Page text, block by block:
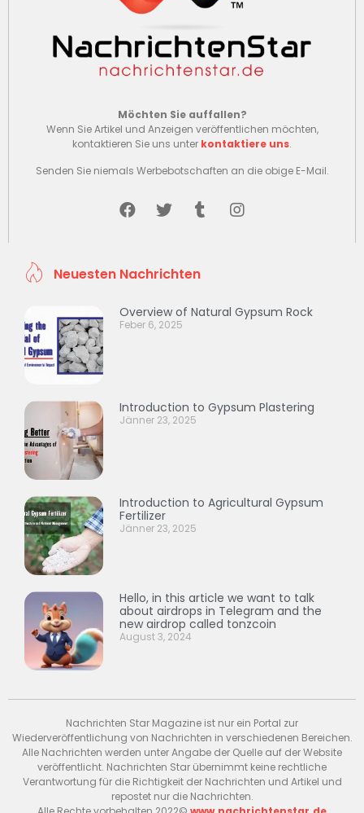
Möchten Sie auffallen?
Wenn Sie Artikel und Anzeigen veröffentlichen möchten,
kontaktieren Sie uns unter kontaktiere uns.
Senden Sie niemals Werbebotschaften an die obige E-Mail.
Neuesten Nachrichten
Overview of Natural Gypsum Rock
Feber 6, 2025
Introduction to Gypsum Plastering
Jänner 23, 2025
Introduction to Agricultural Gypsum
Fertilizer
Jänner 23, 2025
Hello, in this article we want to talk
about airdrops in Telegram and the
new airdrop called tonzcoin
August 3, 2024
Nachrichten Star Magazine ist nur ein Portal zur
Wiederveröffentlichung von Nachrichten in verschiedenen Bereichen.
Alle Nachrichten werden unter Angabe der Quelle auf der Website
veröffentlicht. Nachrichten Star übernimmt keine rechtliche
Verantwortung für die Richtigkeit der Nachrichten und Artikel und
repostet nur die Nachrichten.